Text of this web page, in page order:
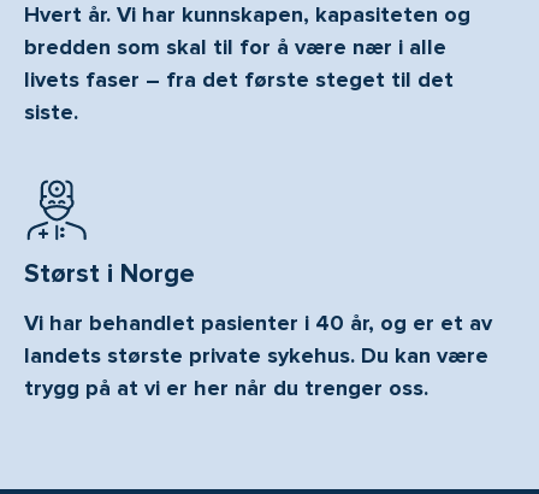
Hvert år. Vi har kunnskapen, kapasiteten og
bredden som skal til for å være nær i alle
livets faser – fra det første steget til det
siste.
Størst i Norge
Vi har behandlet pasienter i 40 år, og er et av
landets største private sykehus. Du kan være
trygg på at vi er her når du trenger oss.